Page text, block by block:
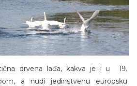
drvena lađa, kakva je i u 19.
a nudi jedinstvenu europsku